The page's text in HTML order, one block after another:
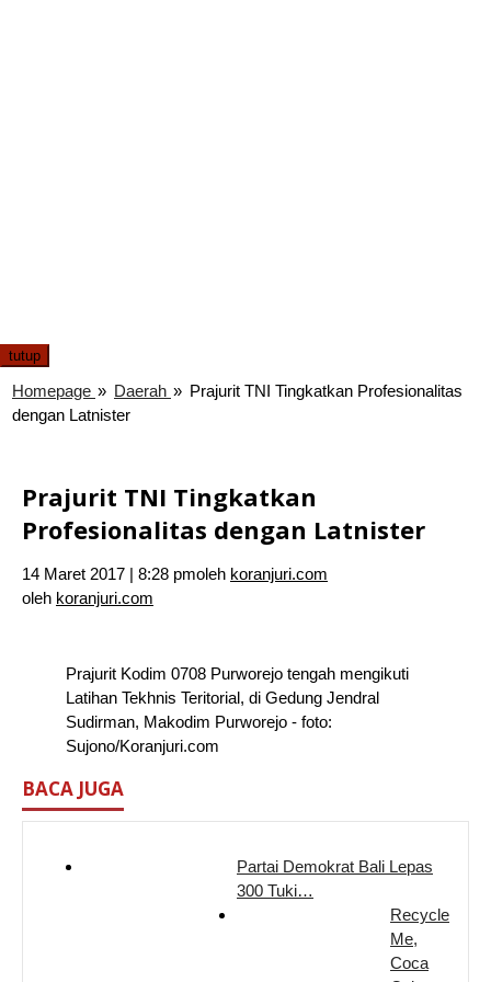
tutup
Homepage » Daerah » Prajurit TNI Tingkatkan Profesionalitas
dengan Latnister
Prajurit TNI Tingkatkan
Profesionalitas dengan Latnister
14 Maret 2017 | 8:28 pmoleh koranjuri.com
oleh koranjuri.com
Prajurit Kodim 0708 Purworejo tengah mengikuti
Latihan Tekhnis Teritorial, di Gedung Jendral
Sudirman, Makodim Purworejo - foto:
Sujono/Koranjuri.com
BACA JUGA
Partai Demokrat Bali Lepas
300 Tuki…
Recycle
Me,
Coca